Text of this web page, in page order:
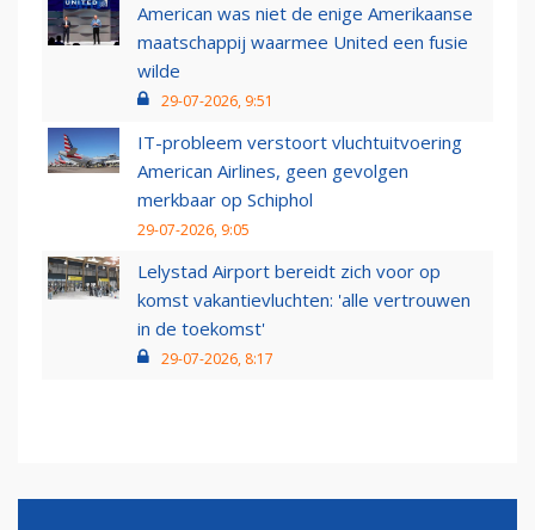
American was niet de enige Amerikaanse
maatschappij waarmee United een fusie
wilde
29-07-2026, 9:51
IT-probleem verstoort vluchtuitvoering
American Airlines, geen gevolgen
merkbaar op Schiphol
29-07-2026, 9:05
Lelystad Airport bereidt zich voor op
komst vakantievluchten: 'alle vertrouwen
in de toekomst'
29-07-2026, 8:17